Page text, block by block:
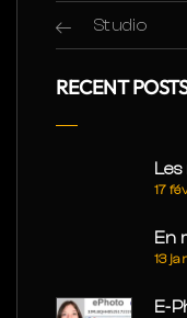
Studio
RECENT POSTS
17
En
13
E-